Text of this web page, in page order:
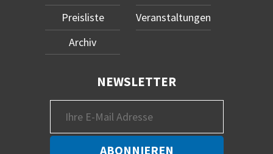
Preisliste
Archiv
Veranstaltungen
NEWSLETTER